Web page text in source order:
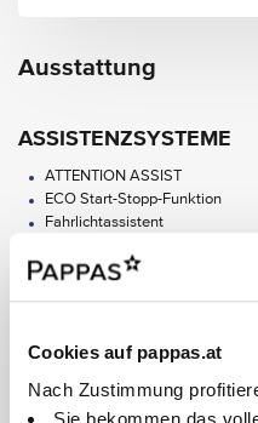
Cookies auf pappas.at
Nach Zustimmung
Ausstattung
ASSISTENZSYSTEME
ATTENTION ASSIST
ECO Start-Stopp-Funktion
Fahrlichtassistent
Pannenmanagement
AUDIO &